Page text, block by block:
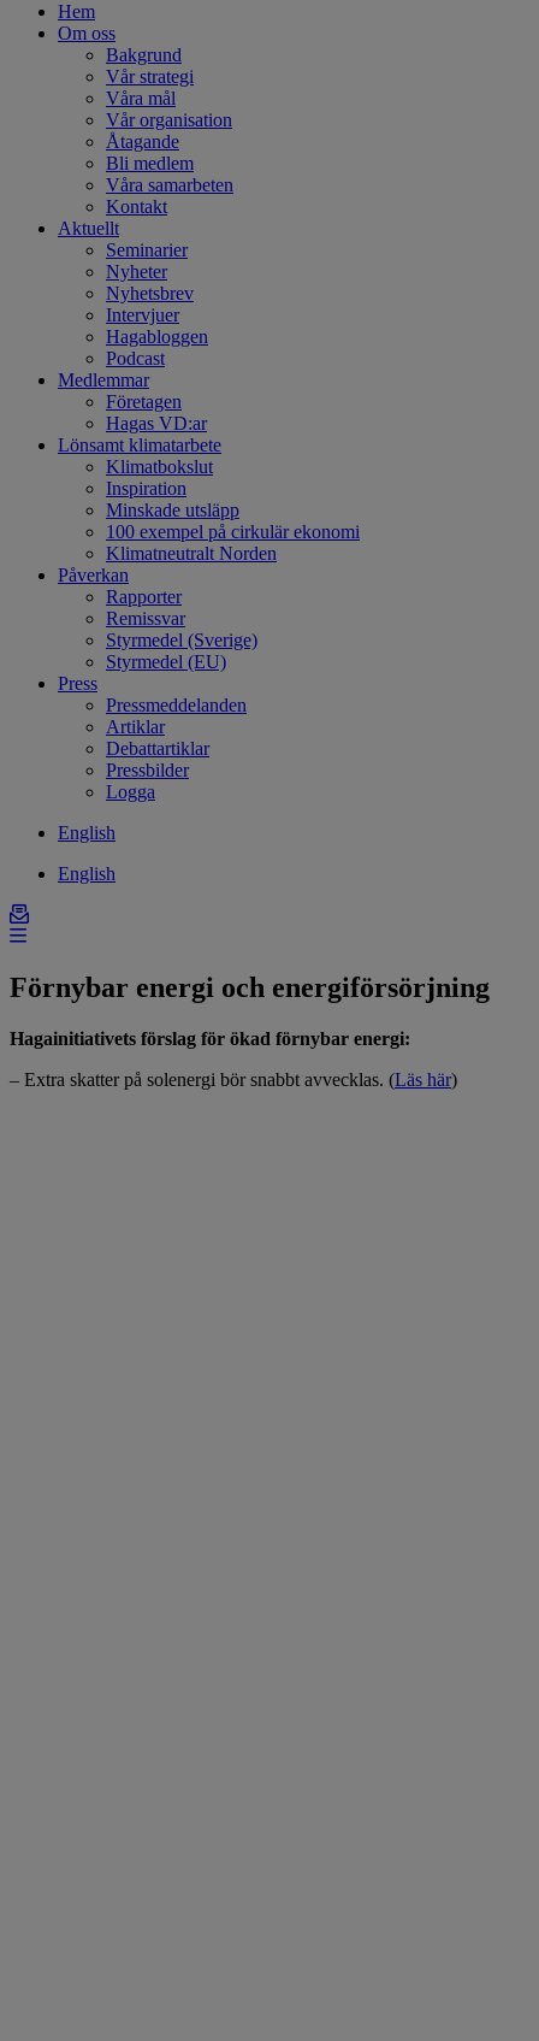
Hem
Om oss
Bakgrund
Vår strategi
Våra mål
Vår organisation
Åtagande
Bli medlem
Våra samarbeten
Kontakt
Aktuellt
Seminarier
Nyheter
Nyhetsbrev
Intervjuer
Hagabloggen
Podcast
Medlemmar
Företagen
Hagas VD:ar
Lönsamt klimatarbete
Klimatbokslut
Inspiration
Minskade utsläpp
100 exempel på cirkulär ekonomi
Klimatneutralt Norden
Påverkan
Rapporter
Remissvar
Styrmedel (Sverige)
Styrmedel (EU)
Press
Pressmeddelanden
Artiklar
Debattartiklar
Pressbilder
Logga
English
English
Förnybar energi och energiförsörjning
Hagainitiativets förslag för ökad förnybar energi:
– Extra skatter på solenergi bör snabbt avvecklas. (Läs här)